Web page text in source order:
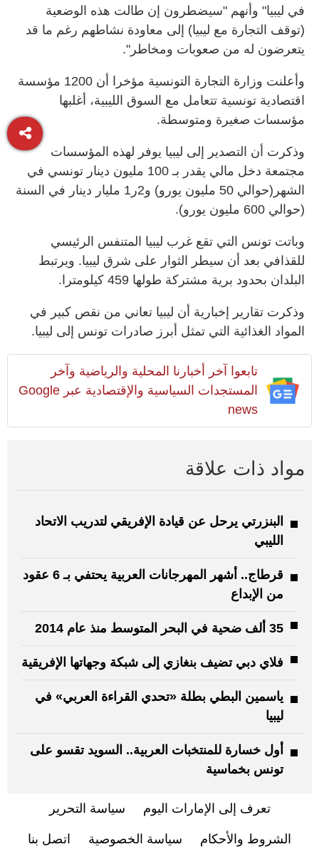
في ليبيا" وأنهم "سيضطرون إن طالت هذه الوضعية
(توقف التجارة مع ليبيا) إلى معاودة نشاطهم رغم ما قد
يتعرضون له من صعوبات ومخاطر".
وأعلنت وزارة التجارة التونسية مؤخرا أن 1200 مؤسسة
اقتصادية تونسية تتعامل مع السوق الليبية، أغلبها
مؤسسات صغيرة ومتوسطة.
وذكرت أن التصدير إلى ليبيا يوفر لهذه المؤسسات
مجتمعة دخل مالي يقدر بـ 100 مليون دينار تونسي في
الشهر(حوالي 50 مليون يورو) و2ر1 مليار دينار في السنة
(حوالي 600 مليون يورو).
وباتت تونس التي تقع غرب ليبيا المتنفس الرئيسي
للقذافي بعد أن سيطر الثوار على شرق ليبيا. ويرتبط
البلدان بحدود برية مشتركة طولها 459 كيلومترا.
وذكرت تقارير إخبارية أن ليبيا تعاني من نقص كبير في
المواد الغذائية التي تمثل أبرز صادرات تونس إلى ليبيا.
تابعوا آخر أخبارنا المحلية والرياضية وآخر
المستجدات السياسية والإقتصادية عبر Google
news
مواد ذات علاقة
البنزرتي يرحل عن قيادة الإفريقي لتدريب الاتحاد
الليبي
قرطاج.. أشهر المهرجانات العربية يحتفي بـ 6 عقود
من الإبداع
35 ألف ضحية في البحر المتوسط منذ عام 2014
فلاي دبي تضيف بنغازي إلى شبكة وجهاتها الإفريقية
ياسمين البطي بطلة «تحدي القراءة العربي» في
ليبيا
أول خسارة للمنتخبات العربية.. السويد تقسو على
تونس بخماسية
تعرف إلى الإمارات اليوم سياسة التحرير
الشروط والأحكام سياسة الخصوصية اتصل بنا